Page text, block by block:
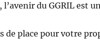
du GGRIL est
de place pour votre